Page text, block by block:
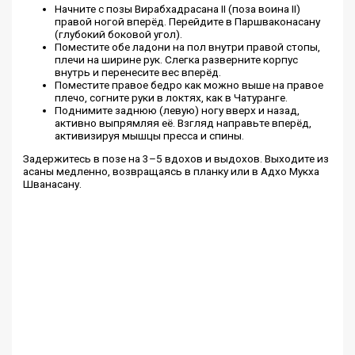
Начните с позы Вирабхадрасана II (поза воина II)
правой ногой вперёд. Перейдите в Паршваконасану
(глубокий боковой угол).
Поместите обе ладони на пол внутри правой стопы,
плечи на ширине рук. Слегка разверните корпус
внутрь и перенесите вес вперёд.
Поместите правое бедро как можно выше на правое
плечо, согните руки в локтях, как в Чатуранге.
Поднимите заднюю (левую) ногу вверх и назад,
активно выпрямляя её. Взгляд направьте вперёд,
активизируя мышцы пресса и спины.
Задержитесь в позе на 3–5 вдохов и выдохов. Выходите из
асаны медленно, возвращаясь в планку или в Адхо Мукха
Шванасану.